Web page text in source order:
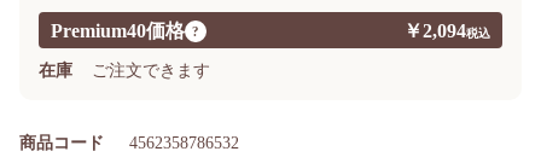
Premium40価格 ? ￥2,094
在庫 ご注文できます
商品コード 4562358786532